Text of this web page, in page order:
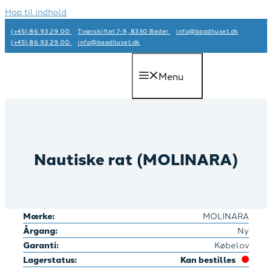
Hop til indhold
(+45) 86 93 29 00 Tværskiftet 7-9, 8330 Beder
info@baadhuset.dk​
(+45) 86 93 29 00
info@baadhuset.dk​
Menu
Nautiske rat (MOLINARA)
Mærke: MOLINARA
Årgang: Ny
Garanti: Købelov
Lagerstatus: Kan bestilles